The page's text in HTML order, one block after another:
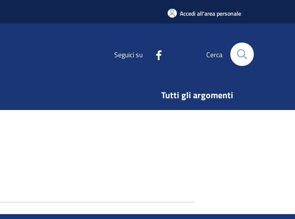
Accedi all'area personale
Seguici su Cerca
Tutti gli argomenti